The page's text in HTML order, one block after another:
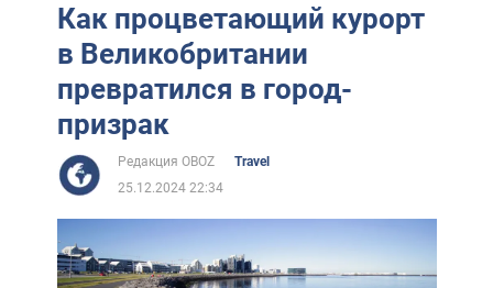
Как процветающий курорт
в Великобритании
превратился в город-
призрак
Редакция OBOZ
Travel
25.12.2024 22:34